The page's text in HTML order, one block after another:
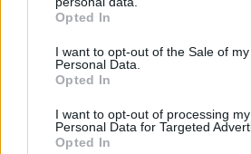
grant or deny consent to Google and
use your data for below specified
consent section.
Opted In
I want to opt-out of the Sale of my
Personal Data.
Opted In
I want to opt-out of processing my
Personal Data for Targeted
Opted In
και σύγχρονες συνταγές για τα
Δεκάδες ρωσικές επιθέσεις στην
Ντνιπροπετρόφ της Ουκρανίας, δύο
Η Λίλα Μπακλέση έφερε στον
πριν 43 λεπτά